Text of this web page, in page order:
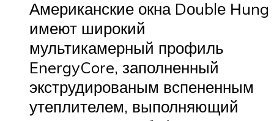
Американские окна Dоublе Нung
имеют широкий
мультикамерный профиль
EnergyCore, заполненный
экструдированым вспененным
утеплителем, выполняющий